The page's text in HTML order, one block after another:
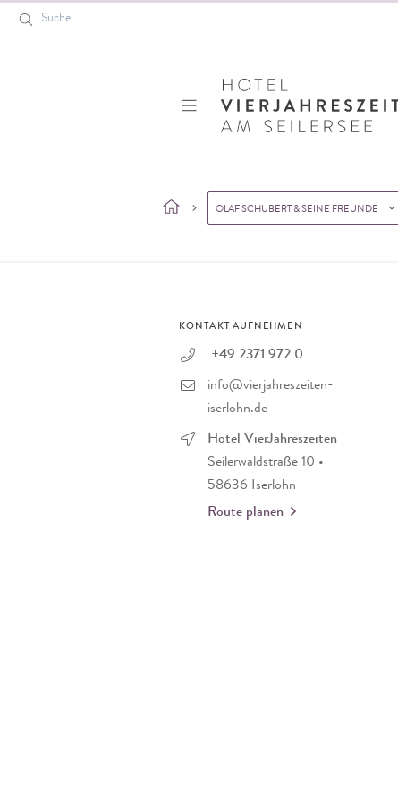
Suche
Hotel VierJahreszeiten
OLAF SCHUBERT & SEINE FREUNDE
KONTAKT AUFNEHMEN
+49 2371 972 0
info@vierjahreszeiten-
iserlohn.de
Hotel VierJahreszeiten
Seilerwaldstraße 10 •
58636 Iserlohn
Route planen